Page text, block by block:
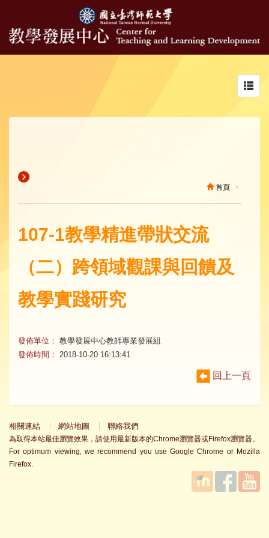
首頁
107-1教學精進帶狀交流
（二）跨領域觀課與回饋及
教學實踐研究
發佈單位： 教學發展中心教師專業發展組
發佈時間：
2018-10-20 16:13:41
回上一頁
相關連結 網站地圖 聯絡我們
為取得本站最佳瀏覽效果，請使用最新版本的Chrome瀏覽器或Firefox瀏覽器。
For optimum viewing, we recommend you use Google Chrome or Mozilla
Firefox.